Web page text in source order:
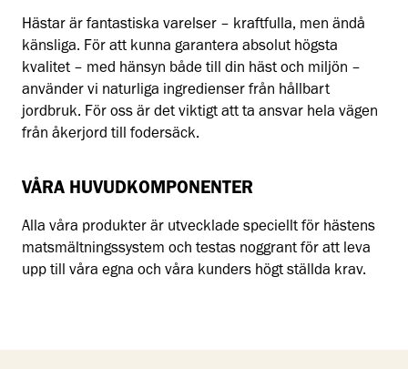
Hästar är fantastiska varelser – kraftfulla, men ändå
känsliga. För att kunna garantera absolut högsta
kvalitet – med hänsyn både till din häst och miljön –
använder vi naturliga ingredienser från hållbart
jordbruk. För oss är det viktigt att ta ansvar hela vägen
från åkerjord till fodersäck.
VÅRA HUVUDKOMPONENTER
Alla våra produkter är utvecklade speciellt för hästens
matsmältningssystem och testas noggrant för att leva
upp till våra egna och våra kunders högt ställda krav.